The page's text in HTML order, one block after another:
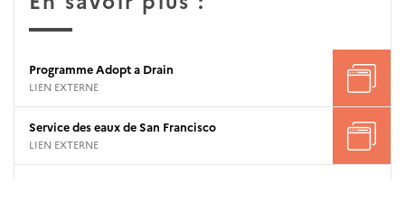
Programme Adopt a Drain
LIEN EXTERNE
Service des eaux de San Francisco
LIEN EXTERNE